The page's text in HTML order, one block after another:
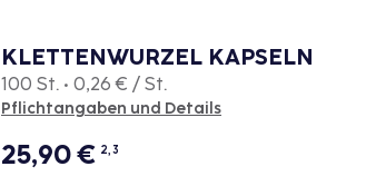
KLETTENWURZEL KAPSELN
100 St. • 0,26 € / St.
Pflichtangaben und Details
25,90€ 2, 3